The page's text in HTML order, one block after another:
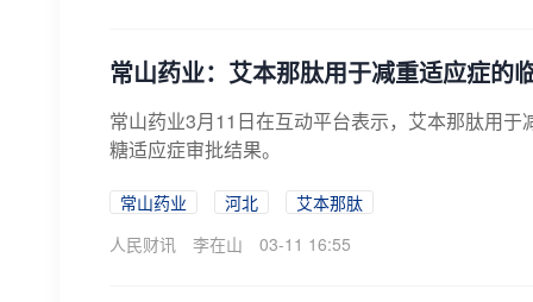
常山药业：艾本那肽用于减重适应症的
常山药业3月11日在互动平台表示，艾本那肽用
糖适应症审批结果。
常山药业 河北
艾本那肽
人民财讯
李在山 03-11 16:55